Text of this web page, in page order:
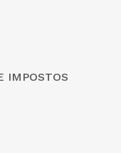
IMPOSTOS